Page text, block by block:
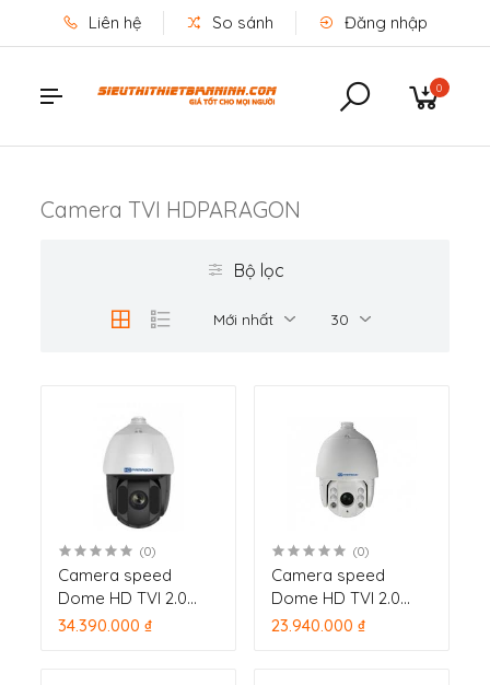
Liên hệ So sánh Đăng nhập
0
Camera TVI HDPARAGON
Bộ lọc
Mới nhất 30
(0)
Camera speed
Dome HD TVI 2.0
Megapixel
34.390.000 ₫
(0)
Camera speed
Dome HD TVI 2.0
Megapixel
23.940.000 ₫